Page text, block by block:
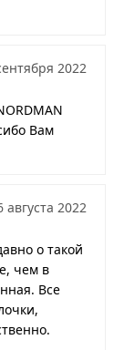
2022
Вам
августа 2022
о такой
чем в
Все